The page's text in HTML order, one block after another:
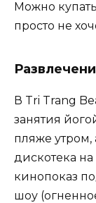
Можно
просто не
В Tri Trang
занятия
пляже утром,
дискотека
кинопоказ
шоу